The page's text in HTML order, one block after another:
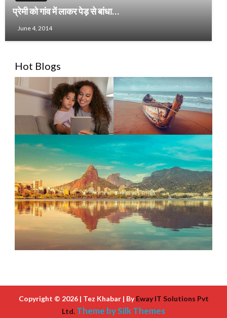
प्रेमी को गांव में लाकर पेड़ से बांधा…
June 4, 2014
Hot Blogs
Copyright © 2026 | Tez Khabar | ByEway IT Solutions Pvt
Ltd. Theme by Silk Themes